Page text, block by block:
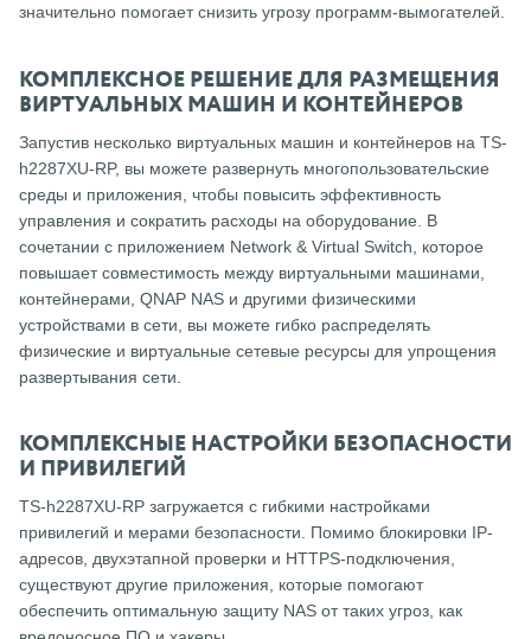
значительно помогает снизить угрозу программ-вымогателей.
КОМПЛЕКСНОЕ РЕШЕНИЕ ДЛЯ РАЗМЕЩЕНИЯ
ВИРТУАЛЬНЫХ МАШИН И КОНТЕЙНЕРОВ
Запустив несколько виртуальных машин и контейнеров на TS-
h2287XU-RP, вы можете развернуть многопользовательские
среды и приложения, чтобы повысить эффективность
управления и сократить расходы на оборудование. В
сочетании с приложением Network & Virtual Switch, которое
повышает совместимость между виртуальными машинами,
контейнерами, QNAP NAS и другими физическими
устройствами в сети, вы можете гибко распределять
физические и виртуальные сетевые ресурсы для упрощения
развертывания сети.
КОМПЛЕКСНЫЕ НАСТРОЙКИ БЕЗОПАСНОСТИ
И ПРИВИЛЕГИЙ
TS-h2287XU-RP загружается с гибкими настройками
привилегий и мерами безопасности. Помимо блокировки IP-
адресов, двухэтапной проверки и HTTPS-подключения,
существуют другие приложения, которые помогают
обеспечить оптимальную защиту NAS от таких угроз, как